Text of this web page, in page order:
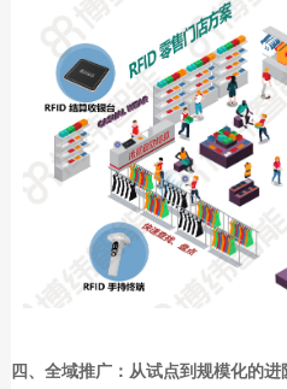
四、全域推广：从试点到规模化的进